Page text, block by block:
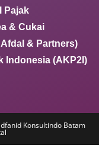
Pajak
& Cukai
& Partners)
Indonesia (AKP2I)
Konsultindo Batam